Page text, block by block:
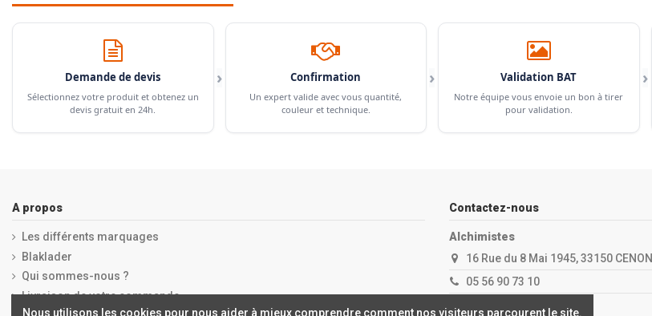
Demande de devis
Sélectionnez votre produit et obtenez un
devis gratuit en 24h.
› Confirmation
Un expert valide avec vous quantité,
couleur et technique.
› Validation BAT
Notre équipe vous envoie un bon à tirer
pour validation.
›
A propos
Les différents marquages
Blaklader
Qui sommes-nous ?
Livraison de votre commande
Contactez-nous
Alchimistes
16 Rue du 8 Mai 1945, 33150 CENON
05 56 90 73 10
contact@alchimistes.fr
Nous utilisons les cookies pour nous aider à mieux comprendre comment nos visiteurs parcourent le site.